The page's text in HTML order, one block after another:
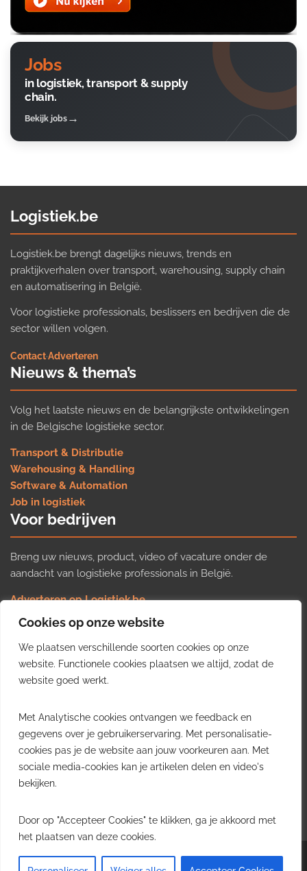
Cookies op onze website
We plaatsen verschillende soorten cookies op onze
website. Functionele cookies plaatsen we altijd, zodat de
website goed werkt.
Met Analytische cookies ontvangen we feedback en
gegevens over je gebruikerservaring. Met personalisatie-
cookies pas je de website aan jouw voorkeuren aan. Met
sociale media-cookies kan je artikelen delen en video's
bekijken.
Door op "Accepteer Cookies" te klikken, ga je akkoord met
het plaatsen van deze cookies.
Jobs
in logistiek, transport & supply
chain.
Bekijk jobs
Logistiek.be
Logistiek.be brengt dagelijks nieuws, trends en
praktijkverhalen over transport, warehousing, supply chain
en automatisering in België.
Voor logistieke professionals, beslissers en bedrijven die de
sector willen volgen.
Contact·Adverteren
Nieuws & thema’s
Volg het laatste nieuws en de belangrijkste ontwikkelingen
in de Belgische logistieke sector.
Transport & Distributie
Warehousing & Handling
Software & Automation
Job in logistiek
Voor bedrijven
Breng uw nieuws, product, video of vacature onder de
aandacht van logistieke professionals in België.
Adverteren op Logistiek.be
Nieuws insturen
Uw video op Logistiek.TV
Job plaatsen
Gratis wekelijkse update
inzichten uit de Belgische logistieke sector in uw inbox.
Ontvang je gratis
wekelijkse update
Uitschrijven kan altijd.
Copyright © 2026Logistiek.be. All rights reserved.Theme:Envinceby ThemeGrill.